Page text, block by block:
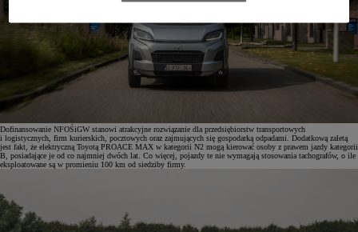
Dofinansowanie NFOŚiGW stanowi atrakcyjne rozwiązanie dla przedsiębiorstw transportowych
i logistycznych, firm kurierskich, pocztowych oraz zajmujących się gospodarką odpadami. Dodatkową zaletą
jest fakt, że elektryczną Toyotą PROACE MAX w kategorii N2 mogą kierować osoby z prawem jazdy kategorii
B, posiadające je od co najmniej dwóch lat. Co więcej, pojazdy te nie wymagają stosowania tachografów, o ile
eksploatowane są w promieniu 100 km od siedziby firmy.